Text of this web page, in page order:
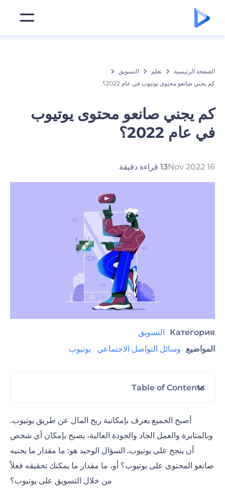
الصفحة الرئيسية تعلم
التسويق
كم يجني صانعو محتوى يوتيوب في عام 2022؟
كم يجني صانعو محتوى يوتيوب
في عام 2022؟
16 Nov 2022 13 قراءة دقيقة
Категория
التسويق
المواضيع
وسائل التواصل الاجتماعي يوتيوب
Table of Contents
2. كيف يحصل صانعو محتوى يوتيوب على أموالهم؟
أصبح الجميع يعرف بإمكانية ربح المال عن طريق يوتيوب.
وبالمثابرة والعمل الجاد والجودة العالية، يصبح بإمكان أي شخص
أن ينجح على يوتيوب. السؤال الوحيد هو: ما مقدار ما يجنيه
صانعو المحتوى على يوتيوب؟ أو، ما مقدار ما يمكنك تحقيقه فعلاً
من خلال التسويق على يوتيوب؟